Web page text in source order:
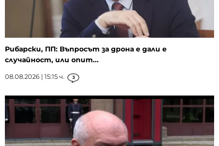
Рибарски, ПП: Въпросът за дрона е дали е
случайност, или опит...
08.08.2026 | 15:15 ч. 3